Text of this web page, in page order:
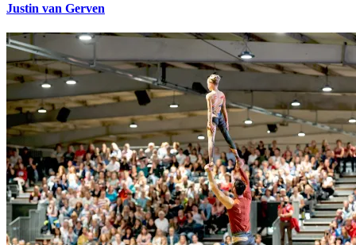
Justin van Gerven